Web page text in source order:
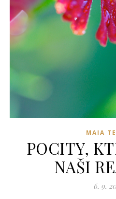
MAIA
POCITY,
NAŠI
6. 9.